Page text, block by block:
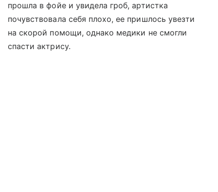
прошла в фойе и увидела гроб, артистка
почувствовала себя плохо, ее пришлось увезти
на скорой помощи, однако медики не смогли
спасти актрису.